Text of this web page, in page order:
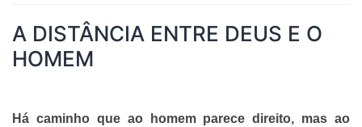
A DISTÂNCIA ENTRE DEUS E O
HOMEM
Há caminho que ao homem parece direito, mas ao